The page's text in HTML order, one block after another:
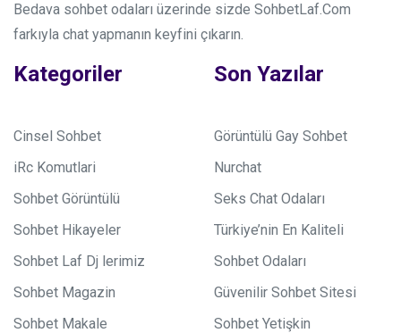
Bedava sohbet odaları üzerinde sizde SohbetLaf.Com
farkıyla chat yapmanın keyfini çıkarın.
Kategoriler
Cinsel Sohbet
iRc Komutlari
Sohbet Görüntülü
Sohbet Hikayeler
Sohbet Laf Dj lerimiz
Sohbet Magazin
Sohbet Makale
Son Yazılar
Görüntülü Gay Sohbet
Nurchat
Seks Chat Odaları
Türkiye’nin En Kaliteli
Sohbet Odaları
Güvenilir Sohbet Sitesi
Sohbet Yetişkin